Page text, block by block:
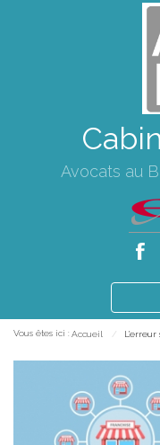
Avocats au
le
Vous êtes ici : Accueil L'erreur